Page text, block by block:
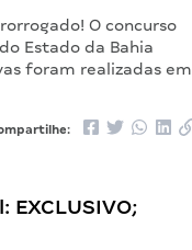
O concurso
Estado da Bahia
foram realizadas em